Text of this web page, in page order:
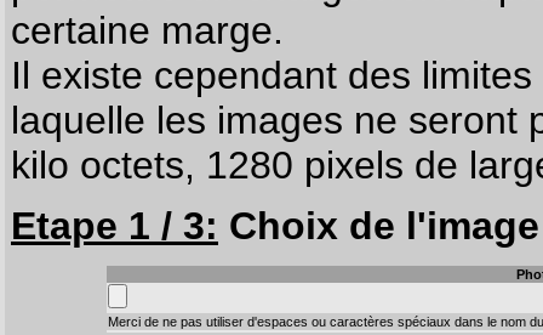
certaine marge.
Il existe cependant des
laquelle les images ne seront
kilo octets, 1280 pixels de
Etape 1 / 3: Choix de
Merci de ne pas utiliser d'espaces ou caractères spéciaux dans le nom